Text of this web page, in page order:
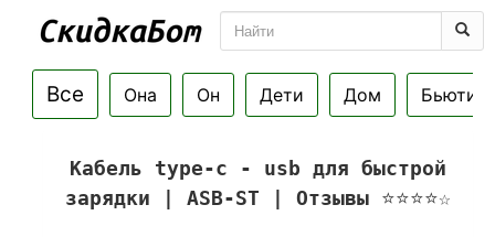
Все Она Он Дети Дом Бьюти
Кабель type-c - usb для быстрой
зарядки | ASB-ST | Отзывы ⭐⭐⭐⭐☆